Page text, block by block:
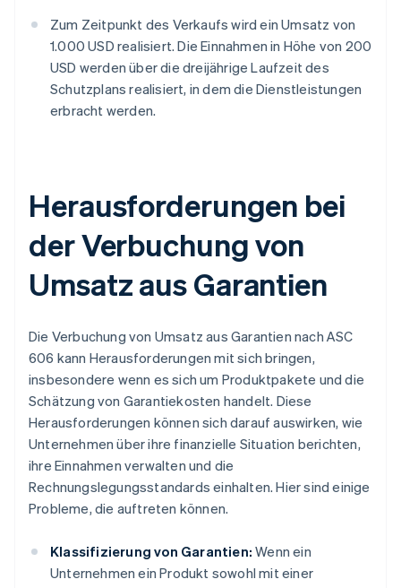
Zum Zeitpunkt des Verkaufs wird ein Umsatz von
1.000 USD realisiert. Die Einnahmen in Höhe von 200
USD werden über die dreijährige Laufzeit des
Schutzplans realisiert, in dem die Dienstleistungen
erbracht werden.
Herausforderungen bei
der Verbuchung von
Umsatz aus Garantien
Die Verbuchung von Umsatz aus Garantien nach ASC
606 kann Herausforderungen mit sich bringen,
insbesondere wenn es sich um Produktpakete und die
Schätzung von Garantiekosten handelt. Diese
Herausforderungen können sich darauf auswirken, wie
Unternehmen über ihre finanzielle Situation berichten,
ihre Einnahmen verwalten und die
Rechnungslegungsstandards einhalten. Hier sind einige
Probleme, die auftreten können.
Klassifizierung von Garantien: Wenn ein
Unternehmen ein Produkt sowohl mit einer